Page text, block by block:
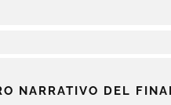
NARRATIVO DEL